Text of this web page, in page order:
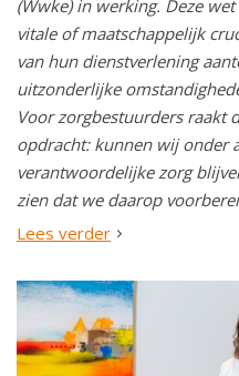
(Wwke) in werking. Deze
vitale of maatschappelijk
van hun dienstverlening
uitzonderlijke
Voor zorgbestuurders raakt
opdracht: kunnen wij onder
verantwoordelijke zorg
zien dat we daarop
Lees verder